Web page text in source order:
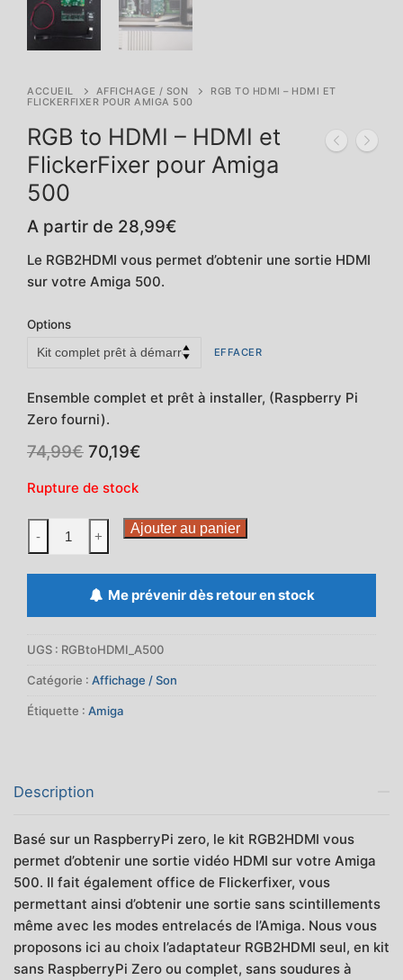
ACCUEIL AFFICHAGE / SON
RGB TO HDMI – HDMI ET
FLICKERFIXER POUR AMIGA 500
RGB to HDMI – HDMI et
FlickerFixer pour Amiga
500
A partir de 28,99€
Le RGB2HDMI vous permet d’obtenir une sortie HDMI
sur votre Amiga 500.
Options
EFFACER
Ensemble complet et prêt à installer, (Raspberry Pi
Zero fourni).
74,99€ Le
prix
initial
était :
74,99€.
70,19€
70,19€.
Rupture de stock
de
RGB
HDMI
HDMI
et
FlickerFixer
pour
- +
Ajouter au panier
Me prévenir dès retour en stock
UGS : RGBtoHDMI_A500
Catégorie : Affichage / Son
Étiquette : Amiga
Description
Basé sur un RaspberryPi zero, le kit RGB2HDMI vous
permet d’obtenir une sortie vidéo HDMI sur votre Amiga
500. Il fait également office de Flickerfixer, vous
permettant ainsi d’obtenir une sortie sans scintillements
même avec les modes entrelacés de l’Amiga. Nous vous
proposons ici au choix l’adaptateur RGB2HDMI seul, en kit
sans RaspberryPi Zero ou complet, sans soudures à